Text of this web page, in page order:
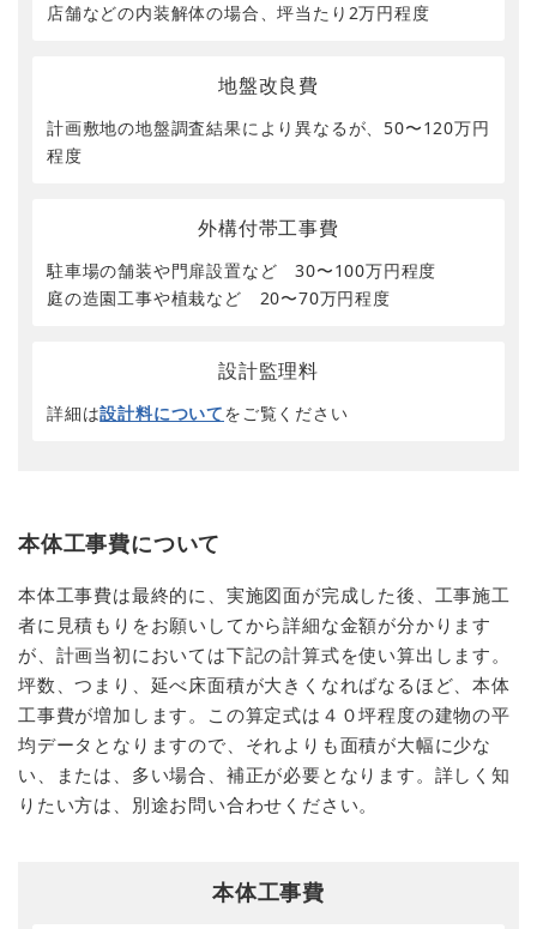
店舗などの内装解体の場合、坪当たり2万円程度
地盤改良費
計画敷地の地盤調査結果により異なるが、50〜120万円
程度
外構付帯工事費
駐車場の舗装や門扉設置など 30〜100万円程度
庭の造園工事や植栽など 20〜70万円程度
設計監理料
詳細は設計料についてをご覧ください
本体工事費について
本体工事費は最終的に、実施図面が完成した後、工事施工
者に見積もりをお願いしてから詳細な金額が分かります
が、計画当初においては下記の計算式を使い算出します。
坪数、つまり、延べ床面積が大きくなればなるほど、本体
工事費が増加します。この算定式は４０坪程度の建物の平
均データとなりますので、それよりも面積が大幅に少な
い、または、多い場合、補正が必要となります。詳しく知
りたい方は、別途お問い合わせください。
本体工事費